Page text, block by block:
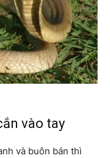
vào tay
và buôn bán thì